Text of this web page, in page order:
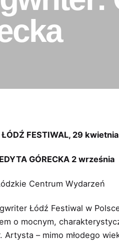
ŁÓDŹ FESTIWAL, 29
GÓRECKA 2 września
Centrum Wydarzeń
Łódź Festiwal w
o mocnym,
Artysta – mimo młodego